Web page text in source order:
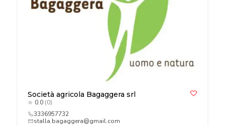
Società agricola Bagaggera srl
0.0 (0)
3336957732
stalla.bagaggera@gmail.com